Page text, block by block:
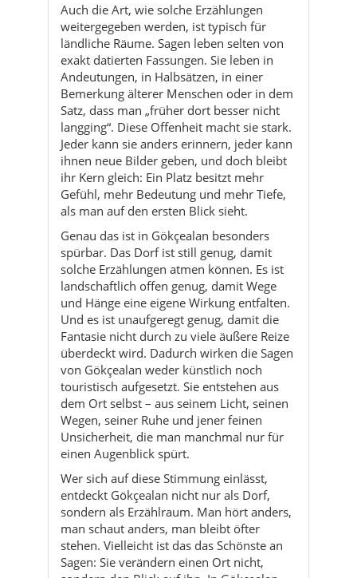
Auch die Art, wie solche Erzählungen
weitergegeben werden, ist typisch für
ländliche Räume. Sagen leben selten von
exakt datierten Fassungen. Sie leben in
Andeutungen, in Halbsätzen, in einer
Bemerkung älterer Menschen oder in dem
Satz, dass man „früher dort besser nicht
langging“. Diese Offenheit macht sie stark.
Jeder kann sie anders erinnern, jeder kann
ihnen neue Bilder geben, und doch bleibt
ihr Kern gleich: Ein Platz besitzt mehr
Gefühl, mehr Bedeutung und mehr Tiefe,
als man auf den ersten Blick sieht.
Genau das ist in Gökçealan besonders
spürbar. Das Dorf ist still genug, damit
solche Erzählungen atmen können. Es ist
landschaftlich offen genug, damit Wege
und Hänge eine eigene Wirkung entfalten.
Und es ist unaufgeregt genug, damit die
Fantasie nicht durch zu viele äußere Reize
überdeckt wird. Dadurch wirken die Sagen
von Gökçealan weder künstlich noch
touristisch aufgesetzt. Sie entstehen aus
dem Ort selbst – aus seinem Licht, seinen
Wegen, seiner Ruhe und jener feinen
Unsicherheit, die man manchmal nur für
einen Augenblick spürt.
Wer sich auf diese Stimmung einlässt,
entdeckt Gökçealan nicht nur als Dorf,
sondern als Erzählraum. Man hört anders,
man schaut anders, man bleibt öfter
stehen. Vielleicht ist das das Schönste an
Sagen: Sie verändern einen Ort nicht,